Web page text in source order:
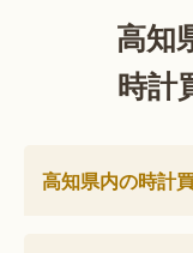
高知
時計
高知県内の時計